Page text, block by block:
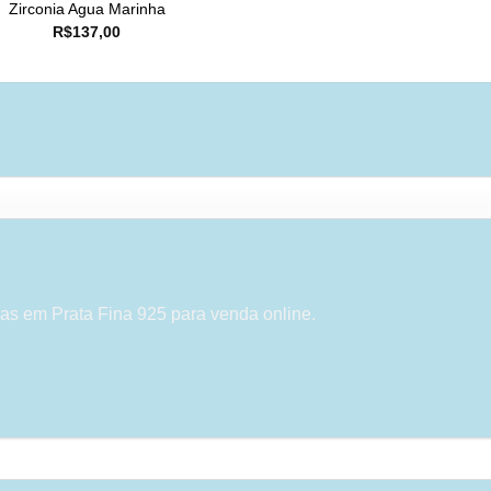
Zirconia Agua Marinha
R$137,00
em Prata Fina 925 para venda online.